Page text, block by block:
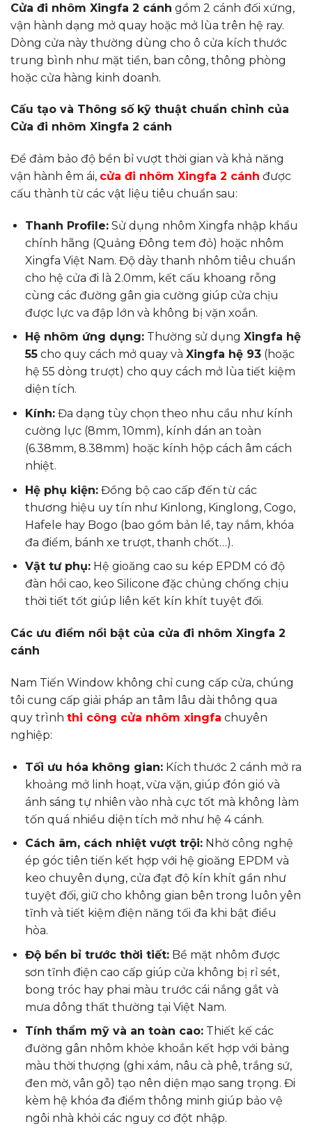
Cửa đi nhôm Xingfa 2 cánh gồm 2 cánh đối xứng,
vận hành dạng mở quay hoặc mở lùa trên hệ ray.
Dòng cửa này thường dùng cho ô cửa kích thước
trung bình như mặt tiền, ban công, thông phòng
hoặc cửa hàng kinh doanh.
Cấu tạo và Thông số kỹ thuật chuẩn chỉnh của
Cửa đi nhôm Xingfa 2 cánh
Để đảm bảo độ bền bỉ vượt thời gian và khả năng
vận hành êm ái, cửa đi nhôm Xingfa 2 cánh được
cấu thành từ các vật liệu tiêu chuẩn sau:
Thanh Profile:Sử dụng nhôm Xingfa nhập khẩu
chính hãng (Quảng Đông tem đỏ) hoặc nhôm
Xingfa Việt Nam. Độ dày thanh nhôm tiêu chuẩn
cho hệ cửa đi là 2.0mm, kết cấu khoang rỗng
cùng các đường gân gia cường giúp cửa chịu
được lực va đập lớn và không bị vặn xoắn.
Hệ nhôm ứng dụng:Thường sử dụng Xingfa hệ
55cho quy cách mở quay và Xingfa hệ 93(hoặc
hệ 55 dòng trượt) cho quy cách mở lùa tiết kiệm
diện tích.
Kính:Đa dạng tùy chọn theo nhu cầu như kính
cường lực (8mm, 10mm), kính dán an toàn
(6.38mm, 8.38mm) hoặc kính hộp cách âm cách
nhiệt.
Hệ phụ kiện:Đồng bộ cao cấp đến từ các
thương hiệu uy tín như Kinlong, Kinglong, Cogo,
Hafele hay Bogo (bao gồm bản lề, tay nắm, khóa
đa điểm, bánh xe trượt, thanh chốt…).
Vật tư phụ:Hệ gioăng cao su kép EPDM có độ
đàn hồi cao, keo Silicone đặc chủng chống chịu
thời tiết tốt giúp liên kết kín khít tuyệt đối.
Các ưu điểm nổi bật của cửa đi nhôm Xingfa 2
cánh
Nam Tiến Window không chỉ cung cấp cửa, chúng
tôi cung cấp giải pháp an tâm lâu dài thông qua
quy trình thi công cửa nhôm xingfa chuyên
nghiệp:
Tối ưu hóa không gian:Kích thước 2 cánh mở ra
khoảng mở linh hoạt, vừa vặn, giúp đón gió và
ánh sáng tự nhiên vào nhà cực tốt mà không làm
tốn quá nhiều diện tích mở như hệ 4 cánh.
Cách âm, cách nhiệt vượt trội:Nhờ công nghệ
ép góc tiên tiến kết hợp với hệ gioăng EPDM và
keo chuyên dụng, cửa đạt độ kín khít gần như
tuyệt đối, giữ cho không gian bên trong luôn yên
tĩnh và tiết kiệm điện năng tối đa khi bật điều
hòa.
Độ bền bỉ trước thời tiết:Bề mặt nhôm được
sơn tĩnh điện cao cấp giúp cửa không bị rỉ sét,
bong tróc hay phai màu trước cái nắng gắt và
mưa dông thất thường tại Việt Nam.
Tính thẩm mỹ và an toàn cao:Thiết kế các
đường gân nhôm khỏe khoắn kết hợp với bảng
màu thời thượng (ghi xám, nâu cà phê, trắng sứ,
đen mờ, vân gỗ) tạo nên diện mạo sang trọng. Đi
kèm hệ khóa đa điểm thông minh giúp bảo vệ
ngôi nhà khỏi các nguy cơ đột nhập.